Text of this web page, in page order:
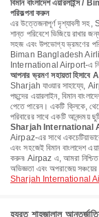
বিমান বাংলাদেশ
পরিকল্পনা করুন
এর উত্তেজনাপূর্ণ দৃশ্যাবলী সহ,
শান্ত পরিবেশে ভিজিয়ে রাখার
সহজ এবং উপভোগ্য ভ্রমণের
Biman Bangladesh
International Airport-এ নিয়ে
আপনার ভ্রমণ সহায়তা হিসাবে
Sharjah যাওয়ার সাহায্যে,
পছন্দের এয়ারলাইন, বিমান
পেতে পারেন। একটি ক্লিকে,
পরিবারের সাথে একটি আনন্দময়
Sharjah International
Airpaz-এর সাথে
এবং সহজেই বিমান
করুন৷ Airpaz এ, আমরা নিশ্চিত
অভিজ্ঞতা এবং অপরাজেয়
Sharjah International
হযরত শাহজালাল